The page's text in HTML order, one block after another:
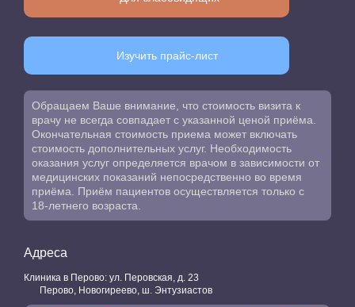
Изучить прайс-лист
Обращаем Ваше внимание, что стоимость визита к
врачу не всегда совпадает с указанной ценой приёма.
Окончательная стоимость приема может включать
стоимость дополнительных услуг. Необходимость
оказания услуг определяется врачом в зависимости от
медицинских показаний непосредственно во время
приёма. Приём пациентов осуществляется только с
18-летнего возраста.
Адреса
Клиника в Перово: ул. Перовская, д. 23
Перово, Новогиреево, ш. Энтузиастов